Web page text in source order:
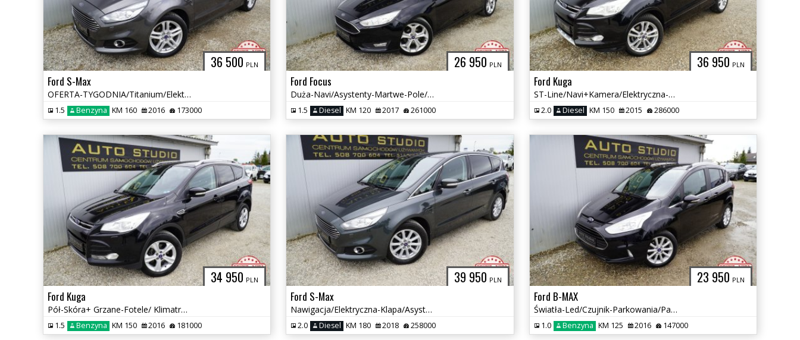
36 500 PLN
Ford S-Max
OFERTA-TYGODNIA/Titanium/Elektr.-Klapa/Navi+Kamera/Asystenty/Tempomat
1.5 Benzyna KM 160 2016 173000
26 950 PLN
Ford Focus
Duża-Navi/Asystenty-Martwe-Pole/Grzane-Fotele+Kierownica/Full-Serwis
1.5 Diesel KM 120 2017 261000
36 950 PLN
Ford Kuga
ST-Line/Navi+Kamera/Elektryczna-Klapa/Skóra+Elektryka/Panorama-Dach
2.0 Diesel KM 150 2015 286000
34 950 PLN
Ford Kuga
Pół-Skóra+ Grzane-Fotele/ Klimatronic/ Tempomat/ Asystenty /Parktronic
1.5 Benzyna KM 150 2016 181000
39 950 PLN
Ford S-Max
Nawigacja/Elektryczna-Klapa/Asystenty/Grzane-Fotele/Tempomat/Piękny
2.0 Diesel KM 180 2018 258000
23 950 PLN
Ford B-MAX
Światła-Led/Czujnik-Parkowania/Panorama/Tempomat/Komputer/Alu-Felgi
1.0 Benzyna KM 125 2016 147000